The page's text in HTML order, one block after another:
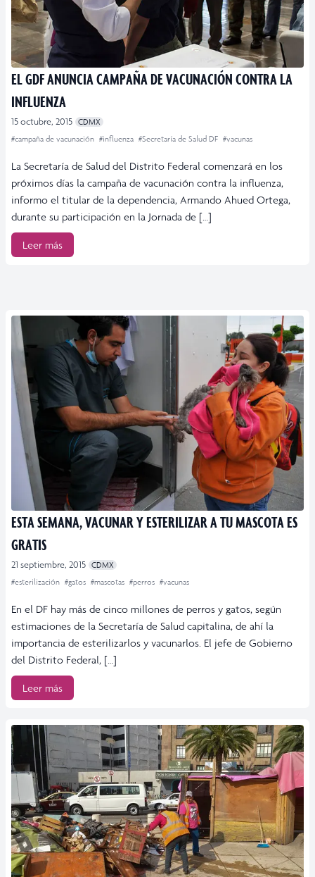
EL GDF ANUNCIA CAMPAÑA DE VACUNACIÓN CONTRA LA
INFLUENZA
15 octubre, 2015 CDMX
#campaña de vacunación #influenza #Secretaría de Salud DF #vacunas
La Secretaría de Salud del Distrito Federal comenzará en los
próximos días la campaña de vacunación contra la influenza,
informo el titular de la dependencia, Armando Ahued Ortega,
durante su participación en la Jornada de […]
Leer más
ESTA SEMANA, VACUNAR Y ESTERILIZAR A TU MASCOTA ES
GRATIS
21 septiembre, 2015 CDMX
#esterilización #gatos #mascotas #perros #vacunas
En el DF hay más de cinco millones de perros y gatos, según
estimaciones de la Secretaría de Salud capitalina, de ahí la
importancia de esterilizarlos y vacunarlos. El jefe de Gobierno
del Distrito Federal, […]
Leer más